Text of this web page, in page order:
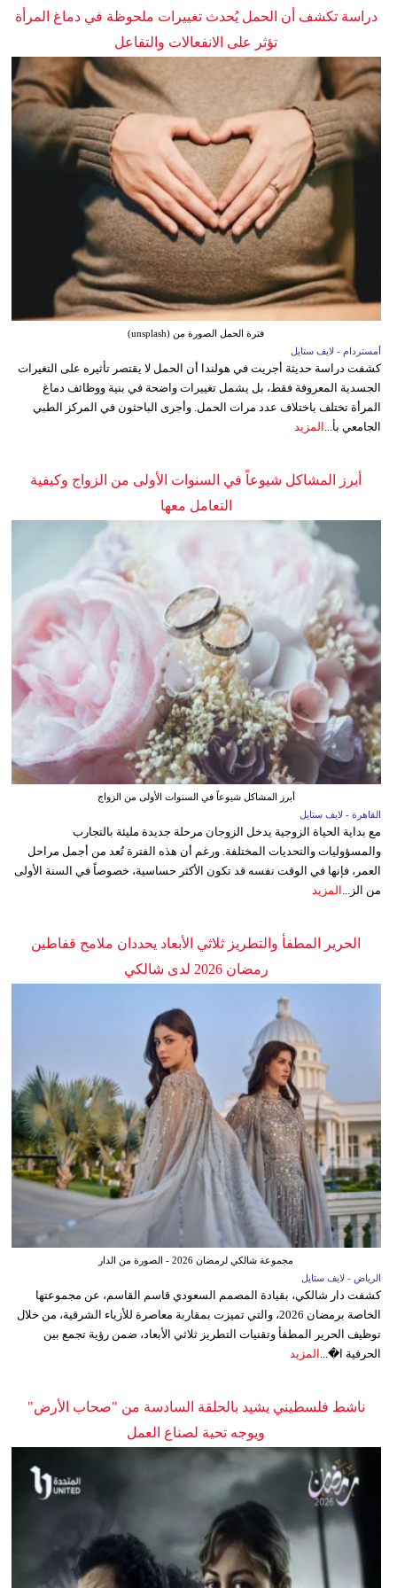
دراسة تكشف أن الحمل يُحدث تغييرات ملحوظة في دماغ المرأة
تؤثر على الانفعالات والتفاعل
فترة الحمل الصورة من (unsplash)
أمستردام - لايف ستايل
كشفت دراسة حديثة أجريت في هولندا أن الحمل لا يقتصر تأثيره على التغيرات
الجسدية المعروفة فقط، بل يشمل تغييرات واضحة في بنية ووظائف دماغ
المرأة تختلف باختلاف عدد مرات الحمل. وأجرى الباحثون في المركز الطبي
الجامعي بأ... المزيد
أبرز المشاكل شيوعاً في السنوات الأولى من الزواج وكيفية
التعامل معها
أبرز المشاكل شيوعاً في السنوات الأولى من الزواج
القاهرة - لايف ستايل
مع بداية الحياة الزوجية يدخل الزوجان مرحلة جديدة مليئة بالتجارب
والمسؤوليات والتحديات المختلفة. ورغم أن هذه الفترة تُعد من أجمل مراحل
العمر، فإنها في الوقت نفسه قد تكون الأكثر حساسية، خصوصاً في السنة الأولى
من الز...
المزيد
الحرير المطفأ والتطريز ثلاثي الأبعاد يحددان ملامح قفاطين
رمضان 2026 لدى شالكي
مجموعة شالكي لرمضان 2026 - الصورة من الدار
الرياض - لايف ستايل
كشفت دار شالكي، بقيادة المصمم السعودي قاسم القاسم، عن مجموعتها
الخاصة برمضان 2026، والتي تميزت بمقاربة معاصرة للأزياء الشرقية، من خلال
توظيف الحرير المطفأ وتقنيات التطريز ثلاثي الأبعاد، ضمن رؤية تجمع بين
الحرفية ا�... المزيد
ناشط فلسطيني يشيد بالحلقة السادسة من "صحاب الأرض"
ويوجه تحية لصناع العمل